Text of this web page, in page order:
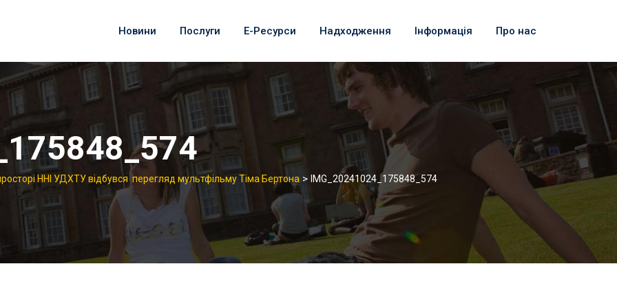
Новини Послуги Е-Ресурси Надходження Інформація Про нас
ННІ УДХТУ відбувся перегляд мультфільму Тіма Бертона > IMG_20241024_175848_574